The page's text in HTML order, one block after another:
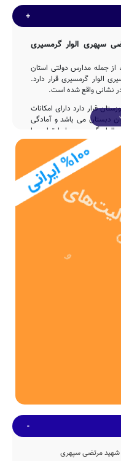
سپهری الوار گرمسیری
جمله مدارس دولتی استان
الوار گرمسیری قرار دارد.
نشانی واقع شده است.
قرار دارد دارای امکانات
دبستان می باشد و آمادگی
الوار گرمسیری را با تماس با
دبستان شهید مرتضی سپهری در سال 1354 توسط دولت با تلاش 5ساله
مدرسه ی شهید مرتضی
بوده که از این منظر، نمره قابل قبولی
حضور دارند. ضمناً صندلی های دانش
و یا عدم وجود امکانات گرم
اتاق بهداشت، کمد شخصی،
تجسمی، کف پوش حیاط، و...
شهید مرتضی سپهری